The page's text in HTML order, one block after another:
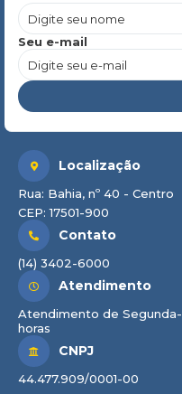
Seu e-mail
Localização
Rua: Bahia, nº 40 - Centro
CEP: 17501-900
Contato
(14) 3402-6000
Atendimento
Atendimento de
horas
CNPJ
44.477.909/0001-00